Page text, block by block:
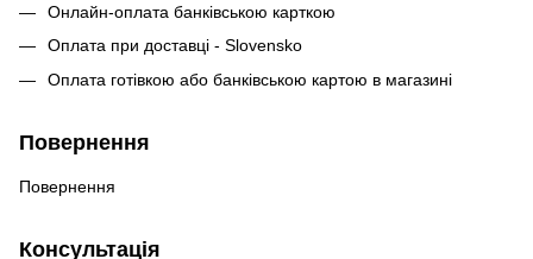
Онлайн-оплата банківською карткою
Оплата при доставці - Slovensko
Оплата готівкою або банківською картою в магазині
Повернення
Повернення
Консультація